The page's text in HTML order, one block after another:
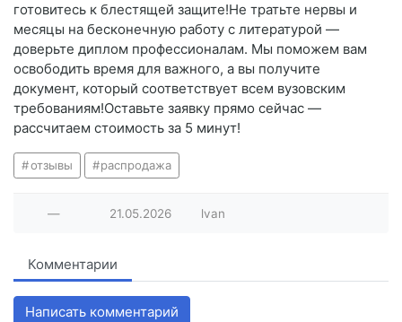
готовитесь к блестящей защите!Не тратьте нервы и
месяцы на бесконечную работу с литературой —
доверьте диплом профессионалам. Мы поможем вам
освободить время для важного, а вы получите
документ, который соответствует всем вузовским
требованиям!Оставьте заявку прямо сейчас —
рассчитаем стоимость за 5 минут!
отзывы распродажа
— 21.05.2026 lvan
Комментарии
Написать комментарий